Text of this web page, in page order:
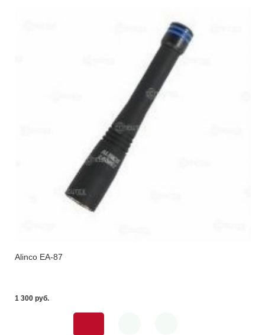
Alinco EA-87
1 300 pуб.